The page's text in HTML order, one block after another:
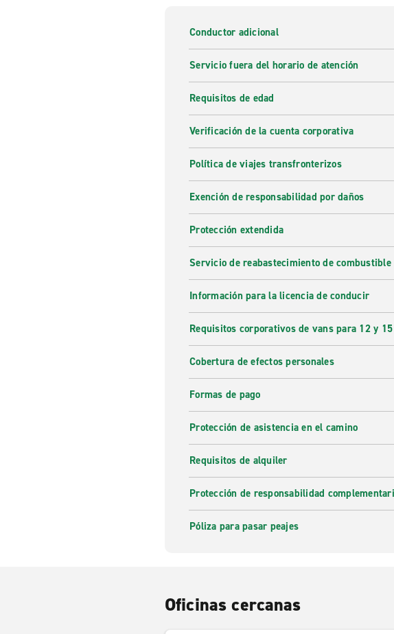
Conductor adicional
Servicio fuera del horario de atención
Requisitos de edad
Verificación de la cuenta corporativa
Política de viajes transfronterizos
Exención de responsabilidad por daños
Protección extendida
Servicio de reabastecimiento de combustible
Información para la licencia de conducir
Requisitos corporativos de vans para 12 y
Cobertura de efectos personales
Formas de pago
Protección de asistencia en el camino
Requisitos de alquiler
Protección de responsabilidad
Póliza para pasar peajes
Oficinas cercanas